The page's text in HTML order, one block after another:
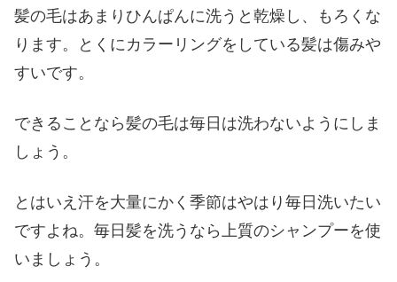
髪の毛はあまりひんぱんに洗うと乾燥し、もろくな
ります。とくにカラーリングをしている髪は傷みや
すいです。
できることなら髪の毛は毎日は洗わないようにしま
しょう。
とはいえ汗を大量にかく季節はやはり毎日洗いたい
ですよね。毎日髪を洗うなら上質のシャンプーを使
いましょう。